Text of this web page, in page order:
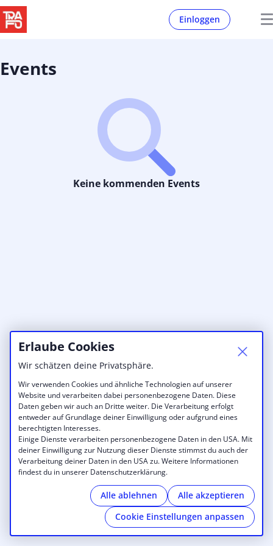
Einloggen
Erlaube Cookies
Wir schätzen deine Privatsphäre.
Wir verwenden Cookies und ähnliche Technologien auf unserer
Website und verarbeiten dabei personenbezogene Daten. Diese
Daten geben wir auch an Dritte weiter. Die Verarbeitung erfolgt
entweder auf Grundlage deiner Einwilligung oder aufgrund eines
berechtigten Interesses.
Einige Dienste verarbeiten personenbezogene Daten in den USA. Mit
deiner Einwilligung zur Nutzung dieser Dienste stimmst du auch der
Verarbeitung deiner Daten in den USA zu. Weitere Informationen
findest du in unserer Datenschutzerklärung.
Alle ablehnen
Alle akzeptieren
Cookie Einstellungen anpassen
Events
Keine kommenden Events